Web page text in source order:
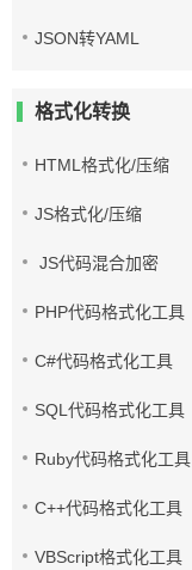
JSON转YAML
格式化转换
HTML格式化/压缩
JS格式化/压缩
JS代码混合加密
PHP代码格式化工具
C#代码格式化工具
SQL代码格式化工具
Ruby代码格式化工具
C++代码格式化工具
VBScript格式化工具